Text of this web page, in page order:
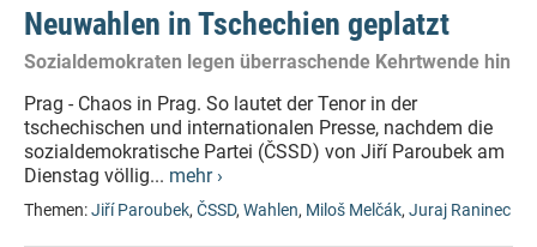
Neuwahlen in Tschechien geplatzt
Sozialdemokraten legen überraschende Kehrtwende hin
Prag - Chaos in Prag. So lautet der Tenor in der
tschechischen und internationalen Presse, nachdem die
sozialdemokratische Partei (ČSSD) von Jiří Paroubek am
Dienstag völlig... mehr ›
Themen:Jiří Paroubek, ČSSD, Wahlen, Miloš Melčák, Juraj Raninec